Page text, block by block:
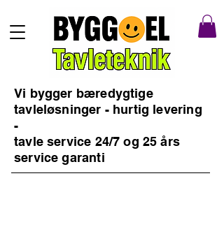
Vi bygger bæredygtige
tavleløsninger - hurtig levering
-
tavle service 24/7 og 25 års
service garanti